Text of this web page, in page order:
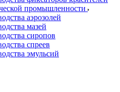
промышленности
аэрозолей
мазей
сиропов
спреев
эмульсий